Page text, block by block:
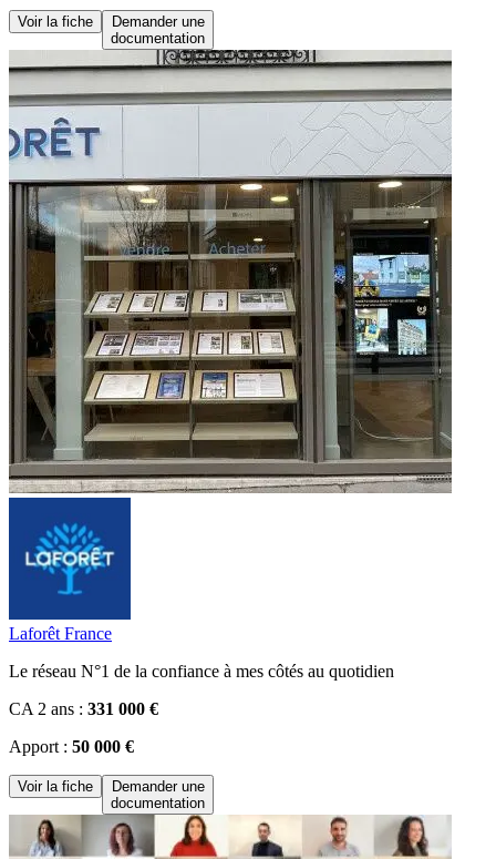
Voir la fiche
Demander une
documentation
Laforêt France
Le réseau N°1 de la confiance à mes côtés au quotidien
CA 2 ans : 331 000 €
Apport : 50 000 €
Voir la fiche
Demander une
documentation